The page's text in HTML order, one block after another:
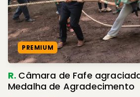
PREMIUM
R. Câmara de Fafe agraciada
Medalha de Agradecimento